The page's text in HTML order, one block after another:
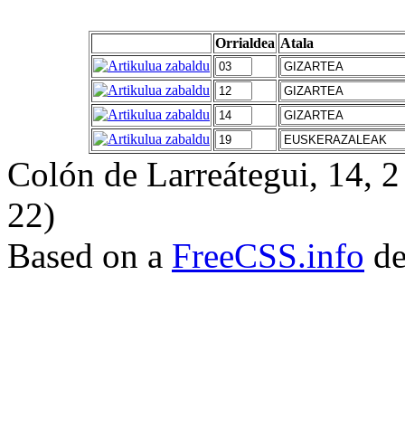
Orrialdea Atala
Colón de Larreátegui, 14,
22)
Based on a FreeCSS.info